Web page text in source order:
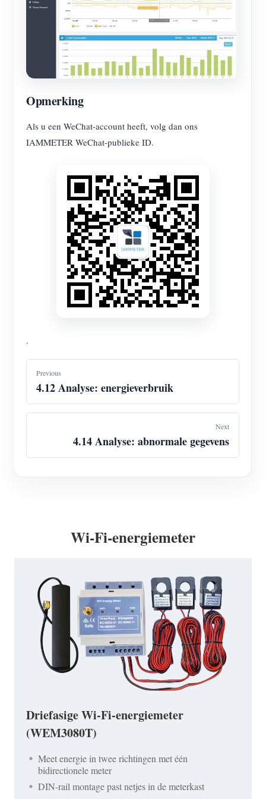
Blogs
App Store
Site verkennen
PV-ranglijst
Opmerking
Als u een WeChat-account heeft, volg dan ons
IAMMETER WeChat-publieke ID.
.
Previous
4.12 Analyse: energieverbruik
Next
4.14 Analyse: abnormale gegevens
Wi-Fi-energiemeter
Driefasige Wi-Fi-energiemeter
(WEM3080T)
Meet energie in twee richtingen met één
bidirectionele meter
DIN-rail montage past netjes in de meterkast